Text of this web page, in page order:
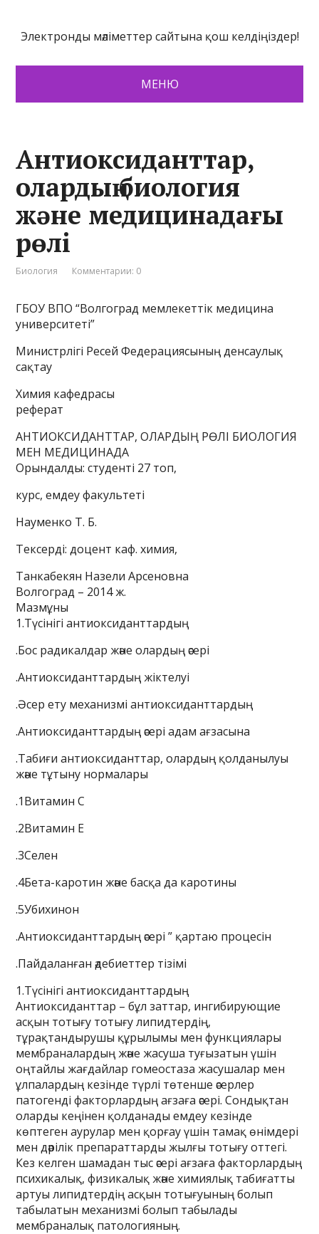
Электронды мәліметтер сайтына қош келдіңіздер!
МЕНЮ
Антиоксиданттар,
олардың биология
және медицинадағы
рөлі
Биология Комментарии: 0
ГБОУ ВПО “Волгоград мемлекеттік медицина
университеті”
Министрлігі Ресей Федерациясының денсаулық
сақтау
Химия кафедрасы
реферат
АНТИОКСИДАНТТАР, ОЛАРДЫҢ РӨЛІ БИОЛОГИЯ
МЕН МЕДИЦИНАДА
Орындалды: студенті 27 топ,
курс, емдеу факультеті
Науменко Т. Б.
Тексерді: доцент каф. химия,
Танкабекян Назели Арсеновна
Волгоград – 2014 ж.
Мазмұны
1.Түсінігі антиоксиданттардың
.Бос радикалдар және олардың әсері
.Антиоксиданттардың жіктелуі
.Әсер ету механизмі антиоксиданттардың
.Антиоксиданттардың әсері адам ағзасына
.Табиғи антиоксиданттар, олардың қолданылуы
және тұтыну нормалары
.1Витамин С
.2Витамин Е
.3Селен
.4Бета-каротин және басқа да каротины
.5Убихинон
.Антиоксиданттардың әсері ” қартаю процесін
.Пайдаланған әдебиеттер тізімі
1.Түсінігі антиоксиданттардың
Антиоксиданттар – бұл заттар, ингибирующие
асқын тотығу тотығу липидтердің,
тұрақтандырушы құрылымы мен функциялары
мембраналардың және жасуша туғызатын үшін
оңтайлы жағдайлар гомеостаза жасушалар мен
ұлпалардың кезінде түрлі төтенше әсерлер
патогенді факторлардың ағзаға әсері. Сондықтан
оларды кеңінен қолданады емдеу кезінде
көптеген аурулар мен қорғау үшін тамақ өнімдері
мен дәрілік препараттарды жылғы тотығу оттегі.
Кез келген шамадан тыс әсері ағзаға факторлардың
психикалық, физикалық және химиялық табиғатты
артуы липидтердің асқын тотығуының болып
табылатын механизмі болып табылады
мембраналық патологияның.